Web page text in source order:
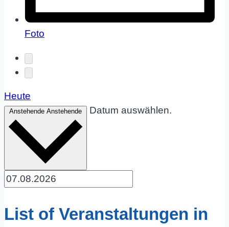
Foto
Heute
Anstehende Anstehende Datum auswählen.
List of Veranstaltungen in